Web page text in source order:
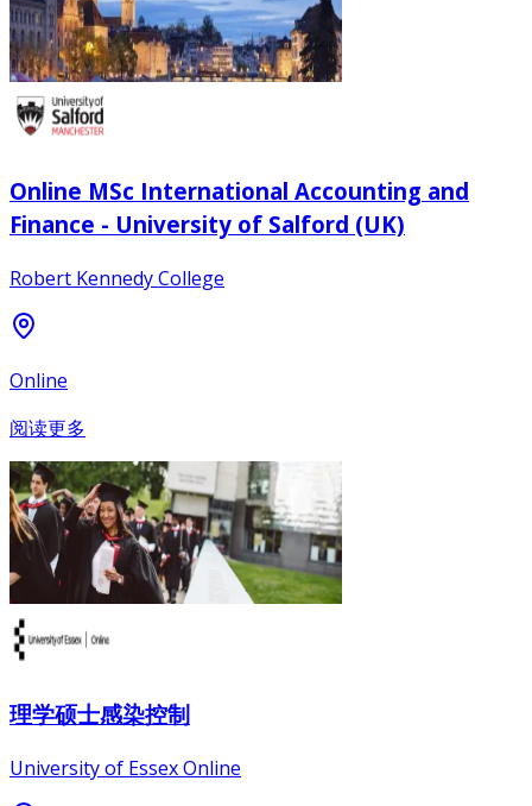
Online MSc International Accounting and
Finance - University of Salford (UK)
Robert Kennedy College
Online
阅读更多
理学硕士感染控制
University of Essex Online